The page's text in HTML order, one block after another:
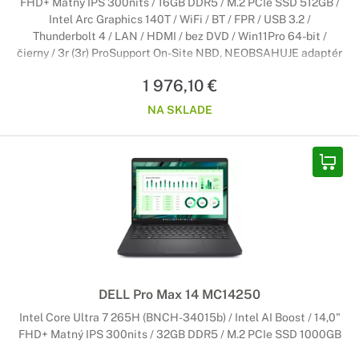
Intel Arc Graphics 140T / WiFi / BT / FPR / USB 3.2 /
Thunderbolt 4 / LAN / HDMI / bez DVD / Win11Pro 64-bit /
čierny / 3r (3r) ProSupport On-Site NBD, NEOBSAHUJE adaptér
1 976,10 €
NA SKLADE
DELL Pro Max 14 MC14250
Intel Core Ultra 7 265H (BNCH-34015b) / Intel AI Boost / 14,0"
FHD+ Matný IPS 300nits / 32GB DDR5 / M.2 PCIe SSD 1000GB